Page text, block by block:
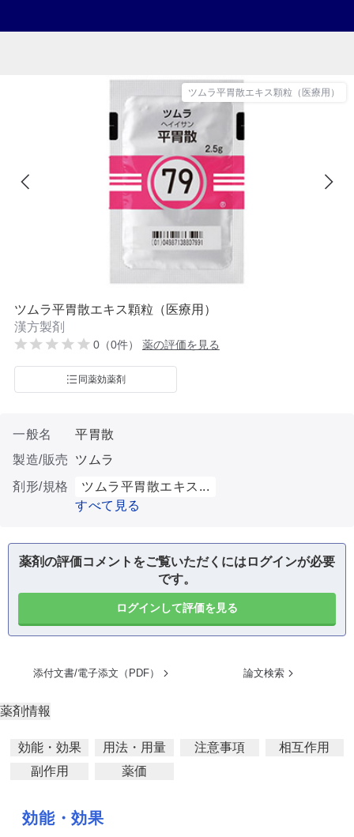
ツムラ平胃散エキス顆粒（医療用）
ツムラ平胃散エキス顆粒（医療用）
漢方製剤
0（0件） 薬の評価を見る
同薬効薬剤
一般名
平胃散
製造/販売
ツムラ
剤形/規格
ツムラ平胃散エキス...
すべて見る
薬剤の評価コメントをご覧いただくにはログインが必要
です。
ログインして評価を見る
添付文書/電子添文（PDF） 論文検索
薬剤情報
効能・効果 用法・用量 注意事項
相互作用
副作用
薬価
効能・効果